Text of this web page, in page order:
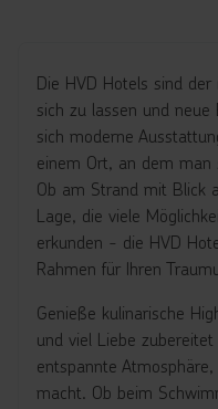
Die HVD Hotels sind
sich zu lassen und
sich moderne
einem Ort, an dem man
Ob am Strand mit Blick
Lage, die viele
erkunden - die HVD
Rahmen für Ihren
Genieße kulinarische
und viel Liebe
entspannte
macht. Ob beim